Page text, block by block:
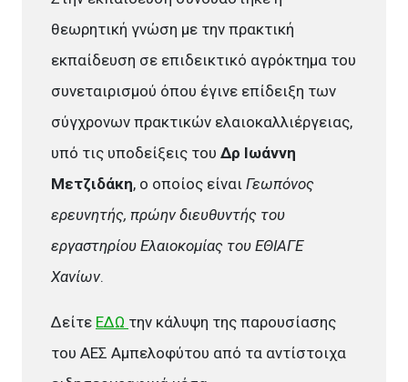
θεωρητική γνώση με την πρακτική
εκπαίδευση σε επιδεικτικό αγρόκτημα του
συνεταιρισμού όπου έγινε επίδειξη των
σύγχρονων πρακτικών ελαιοκαλλιέργειας,
υπό τις υποδείξεις του Δρ Ιωάννη
Μετζιδάκη, ο οποίος είναι Γεωπόνος
ερευνητής, πρώην διευθυντής του
εργαστηρίου Ελαιοκομίας του ΕΘΙΑΓΕ
Χανίων.
Δείτε ΕΔΩ την κάλυψη της παρουσίασης
του ΑEΣ Αμπελοφύτου από τα αντίστοιχα